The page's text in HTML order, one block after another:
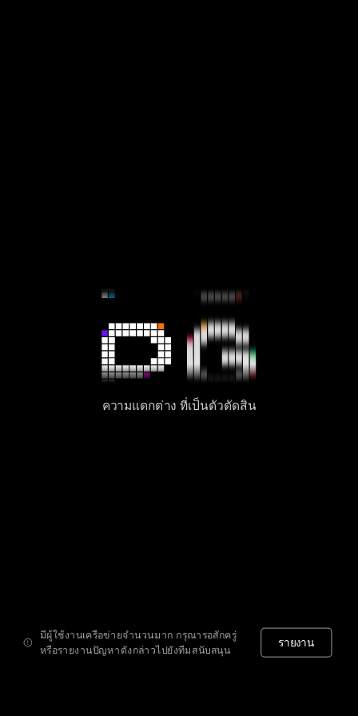
ความแตกต่าง ที่เป็นตัวตัดสิน
มีผู้ใช้งานเครือข่ายจำนวนมาก กรุณารอสักครู่
หรือรายงานปัญหาดังกล่าวไปยังทีมสนับสนุน
รายงาน